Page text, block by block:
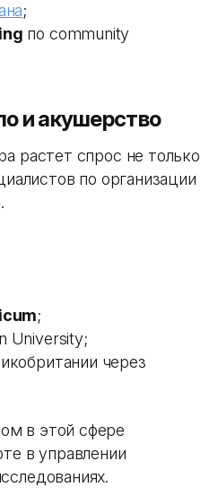
;
по community
и акушерство
растет спрос не только
по организации
;
University;
через
в этой сфере
в управлении